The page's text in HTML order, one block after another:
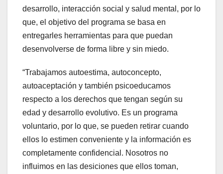
desarrollo, interacción social y salud mental, por lo
que, el objetivo del programa se basa en
entregarles herramientas para que puedan
desenvolverse de forma libre y sin miedo.
“Trabajamos autoestima, autoconcepto,
autoaceptación y también psicoeducamos
respecto a los derechos que tengan según su
edad y desarrollo evolutivo. Es un programa
voluntario, por lo que, se pueden retirar cuando
ellos lo estimen conveniente y la información es
completamente confidencial. Nosotros no
influimos en las desiciones que ellos toman,